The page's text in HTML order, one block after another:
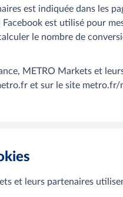
est indiquée dans les
Facebook est utilisé pour
le nombre de
METRO Markets et
et sur le site
et leurs partenaires